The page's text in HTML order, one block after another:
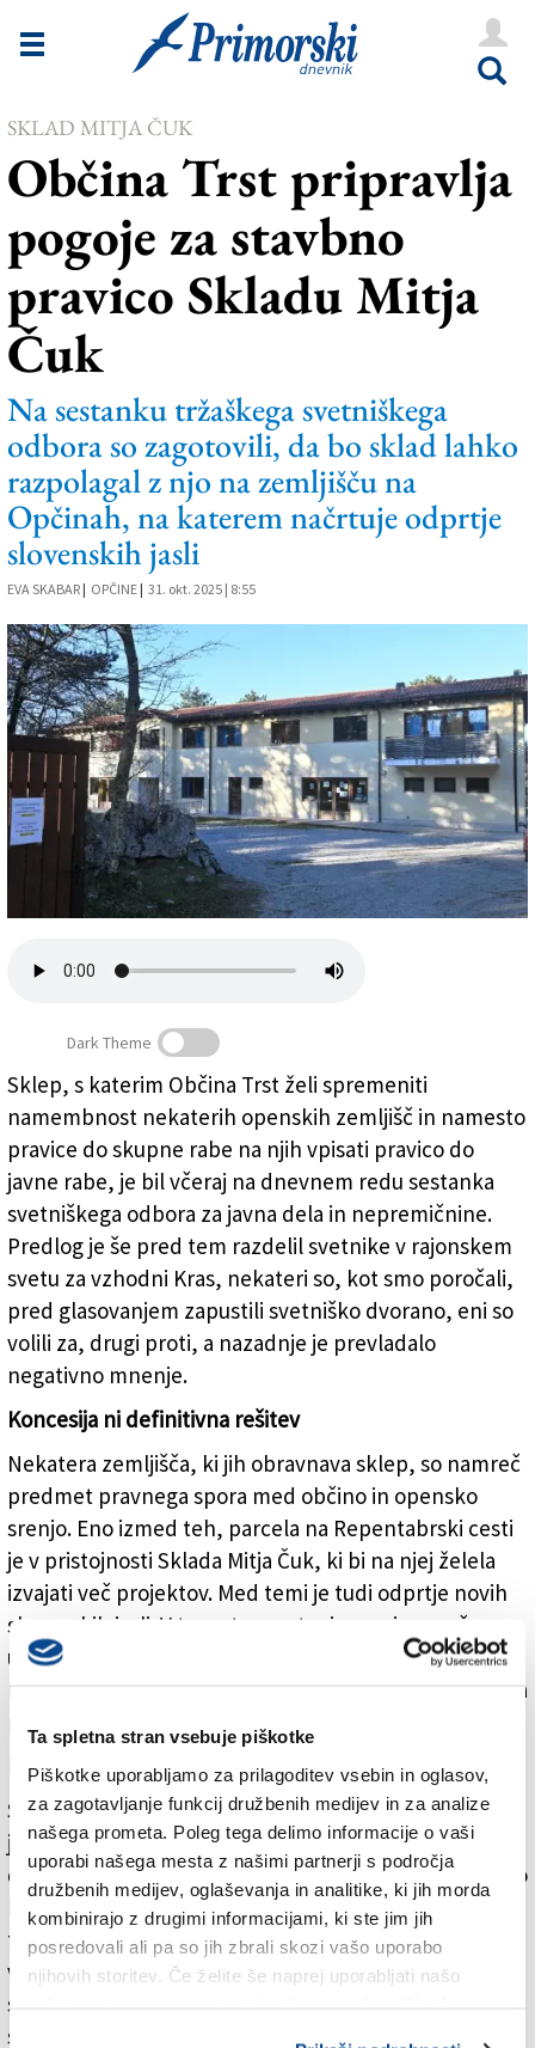
Ta spletna stran vsebuje piškotke
Piškotke uporabljamo za prilagoditev vsebin in oglasov,
za zagotavljanje funkcij družbenih medijev in za analize
našega prometa. Poleg tega delimo informacije o vaši
uporabi našega mesta z našimi partnerji s področja
družbenih medijev, oglaševanja in analitike, ki jih morda
kombinirajo z drugimi informacijami, ki ste jim jih
posredovali ali pa so jih zbrali skozi vašo uporabo
njihovih storitev. Če želite še naprej uporabljati našo
Novice
Goriška
Kultura
Šport
Še
Vreme
Uredništvo
Oglasi
Založnik
Naročnine
SKLAD MITJA ČUK
Občina Trst pripravlja
pogoje za stavbno
pravico Skladu Mitja
Čuk
Na sestanku tržaškega svetniškega
odbora so zagotovili, da bo sklad lahko
razpolagal z njo na zemljišču na
Opčinah, na katerem načrtuje odprtje
slovenskih jasli
EVA SKABAR | OPČINE | 31. okt. 2025 | 8:55
Stavba na Repentabrski cesti na Opčinah, v kateri bi
Sklad Mitja Čuk uredil slovenske jasli (FOTODAMJ@N)
Dark Theme
Sklep, s katerim Občina Trst želi spremeniti
namembnost nekaterih openskih zemljišč in namesto
pravice do skupne rabe na njih vpisati pravico do
javne rabe, je bil včeraj na dnevnem redu sestanka
svetniškega odbora za javna dela in nepremičnine.
Predlog je še pred tem razdelil svetnike v rajonskem
svetu za vzhodni Kras, nekateri so, kot smo poročali,
pred glasovanjem zapustili svetniško dvorano, eni so
volili za, drugi proti, a nazadnje je prevladalo
negativno mnenje.
Koncesija ni definitivna rešitev
Nekatera zemljišča, ki jih obravnava sklep, so namreč
predmet pravnega spora med občino in opensko
srenjo. Eno izmed teh, parcela na Repentabrski cesti
je v pristojnosti Sklada Mitja Čuk, ki bi na njej želela
izvajati več projektov. Med temi je tudi odprtje novih
slovenskih jasli. V trenutnem stanju pa ni mogoče
ustanoviti stavbne pravice. Skladu Mitja Čuk so bili
med drugim čez poletje dodeljeni deželni prispevki za
Kako naprej
Sklad je moral na Deželo vložiti dokument, s katerim
je dokazal svojo pristojnost nad nepremičnino. Za to,
da ne bi izgubil prispevka, mu je občina izdala začasno
koncesijo za uporabo zemljišča. Kaj zdaj? »Najprej je
treba spremeniti namembnost parcele in na njej
vpisati pravico do javne rabe, nato pa spremeniti
status javnega dobra, nakar bomo lahko ustanovili
stavbno pravico,« je zagotovila direktorica občinskega